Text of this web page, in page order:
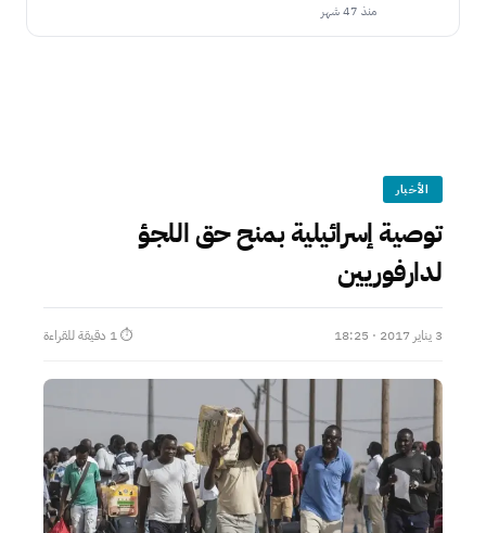
منذ 47 شهر
الأخبار
توصية إسرائيلية بمنح حق اللجؤ
لدارفوريين
3 يناير 2017 · 18:25 ⏱ 1 دقيقة للقراءة